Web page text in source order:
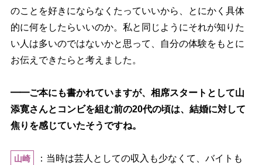
のことを好きにならなくたっていいから、とにかく具体
的に何をしたらいいのか。私と同じようにそれが知りた
い人は多いのではないかと思って、自分の体験をもとに
お伝えできたらと考えました。
━━ご本にも書かれていますが、相席スタートとして山
添寛さんとコンビを組む前の20代の頃は、結婚に対して
焦りを感じていたそうですね。
山崎
：当時は芸人としての収入も少なくて、バイトも